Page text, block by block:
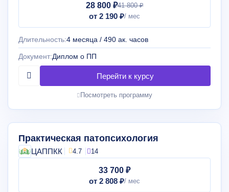
28 800 ₽41 800 ₽
от 2 190 ₽
Длительность:4 месяца / 490 ак. часов
Документ:Диплом о ПП
Посмотреть программу
Практическая патопсихология
ЦАППКК 4.7 14
33 700 ₽
от 2 808 ₽